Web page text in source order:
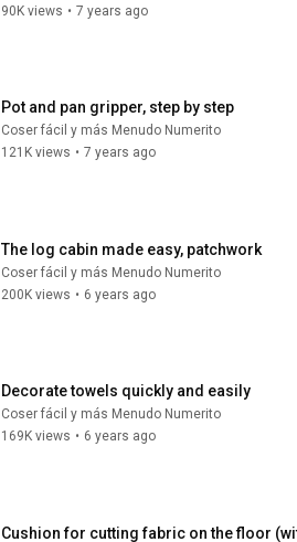
90K views • 7 years ago
Pot and pan gripper, step by step
Coser fácil y más Menudo Numerito
121K views • 7 years ago
The log cabin made easy, patchwork
Coser fácil y más Menudo Numerito
200K views • 6 years ago
Decorate towels quickly and easily
Coser fácil y más Menudo Numerito
169K views • 6 years ago
Cushion for cutting fabric on the floor